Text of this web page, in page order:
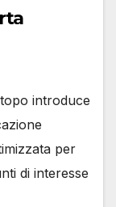
introduce
per
di interesse